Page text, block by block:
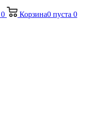
0 Корзина0 пуста 0